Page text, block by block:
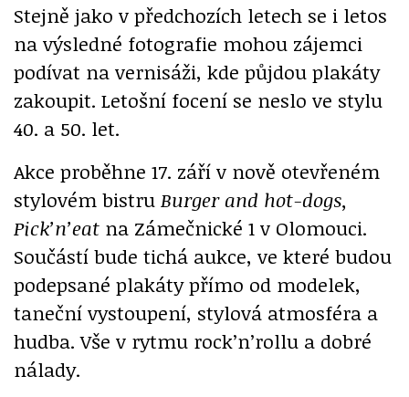
Stejně jako v předchozích letech se i letos
na výsledné fotografie mohou zájemci
podívat na vernisáži, kde půjdou plakáty
zakoupit. Letošní focení se neslo ve stylu
40. a 50. let.
Akce proběhne 17. září v nově otevřeném
stylovém bistru Burger and hot-dogs,
Pick’n’eat na Zámečnické 1 v Olomouci.
Součástí bude tichá aukce, ve které budou
podepsané plakáty přímo od modelek,
taneční vystoupení, stylová atmosféra a
hudba. Vše v rytmu rock’n’rollu a dobré
nálady.